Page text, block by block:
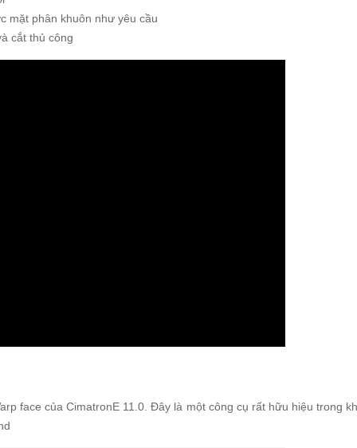
mặt phân khuôn như yêu cầu
cắt thủ công
face của CimatronE 11.0. Đây là một công cụ rất hữu hiệu trong